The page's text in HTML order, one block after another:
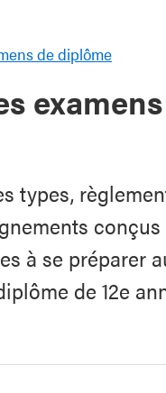
de diplôme
types,
à se préparer
de 12e